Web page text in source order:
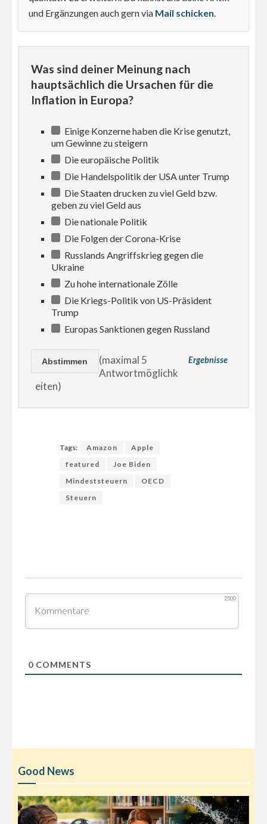
und Ergänzungen auch gern via Mail schicken
Was sind deiner Meinung nach
hauptsächlich die Ursachen für die
Inflation in Europa?
Einige Konzerne haben die Krise genutzt,
um Gewinne zu steigern
Die europäische Politik
Die Handelspolitik der USA unter Trump
Die Staaten drucken zu viel Geld bzw.
geben zu viel Geld aus
Die nationale Politik
Die Folgen der Corona-Krise
Russlands Angriffskrieg gegen die
Ukraine
Zu hohe internationale Zölle
Die Kriegs-Politik von US-Präsident
Trump
Europas Sanktionen gegen Russland
Ergebnisse
(maximal 5
Antwortmöglichk
eiten)
Tags: Amazon
Apple
featured
Joe Biden
Mindeststeuern
OECD
Steuern
2500
0COMMENTS
Good News